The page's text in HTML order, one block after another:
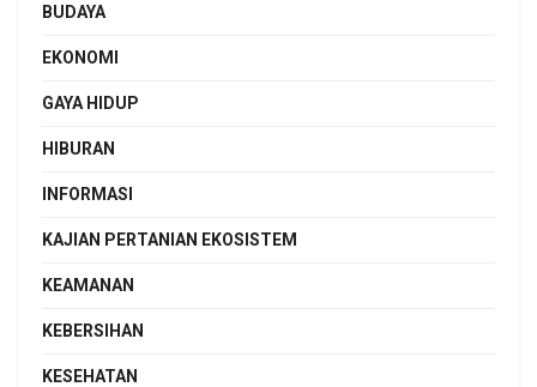
BUDAYA
EKONOMI
GAYA HIDUP
HIBURAN
INFORMASI
KAJIAN PERTANIAN EKOSISTEM
KEAMANAN
KEBERSIHAN
KESEHATAN